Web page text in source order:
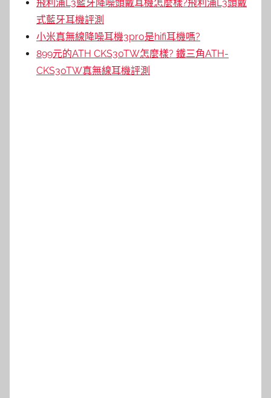
飛利浦L3藍牙降噪頭戴耳機怎麼樣?飛利浦L3頭戴
式藍牙耳機評測
小米真無線降噪耳機3pro是hifi耳機嗎?
899元的ATH CKS30TW怎麼樣? 鐵三角ATH-
CKS30TW真無線耳機評測